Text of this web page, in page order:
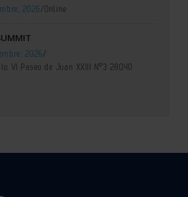
2026/Online
2026/
VI Paseo de Juan XXIII Nº3 28040